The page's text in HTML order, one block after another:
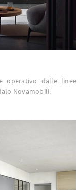
operativo dalle linee
Novamobili.